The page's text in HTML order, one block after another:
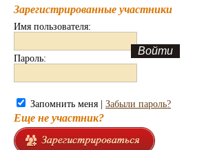
Зарегистрированные участники
Имя пользователя:
Пароль:
Запомнить меня | Забыли пароль?
Еще не участник?